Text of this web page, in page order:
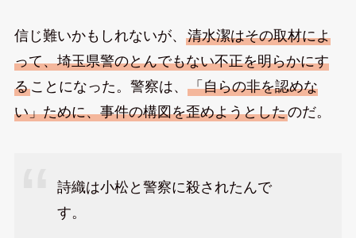
信じ難いかもしれないが、 清水潔はその取材によ
って、埼玉県警のとんでもない不正を明らかにす
ることになった。警察は、 「自らの非を認めな
い」ために、事件の構図を歪めようとしたのだ。
詩織は小松と警察に殺されたんで
す。